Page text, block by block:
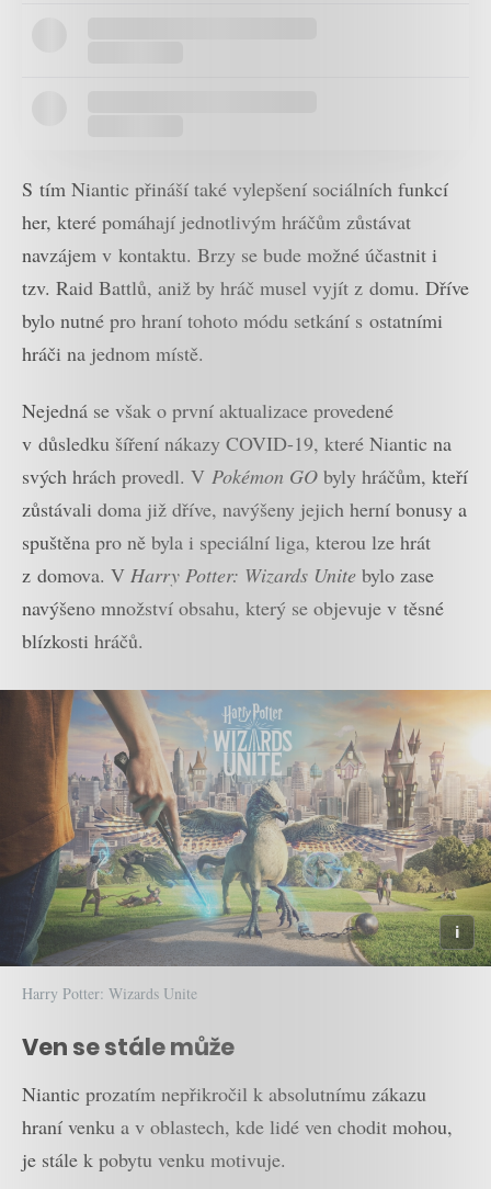
S tím Niantic přináší také vylepšení sociálních funkcí
her, které pomáhají jednotlivým hráčům zůstávat
navzájem v kontaktu. Brzy se bude možné účastnit i
tzv. Raid Battlů, aniž by hráč musel vyjít z domu. Dříve
bylo nutné pro hraní tohoto módu setkání s ostatními
hráči na jednom místě.
Nejedná se však o první aktualizace provedené
v důsledku šíření nákazy COVID-19, které Niantic na
svých hrách provedl. V Pokémon GO byly hráčům, kteří
zůstávali doma již dříve, navýšeny jejich herní bonusy a
spuštěna pro ně byla i speciální liga, kterou lze hrát
z domova. V Harry Potter: Wizards Unite bylo zase
navýšeno množství obsahu, který se objevuje v těsné
blízkosti hráčů.
Harry Potter: Wizards Unite
Ven se stále může
Niantic prozatím nepřikročil k absolutnímu zákazu
hraní venku a v oblastech, kde lidé ven chodit mohou,
je stále k pobytu venku motivuje.